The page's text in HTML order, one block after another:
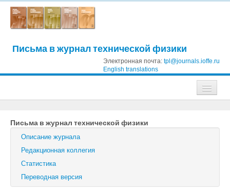
Письма в журнал технической физики
Электронная почта: tpl@journals.ioffe.ru
English translations
Журнал технической физики
Письма в Журнал технической физики
Физика твердого тела
Физика и техника полупроводников
Письма в журнал технической физики
Описание журнала
Редакционная коллегия
Статистика
Переводная версия